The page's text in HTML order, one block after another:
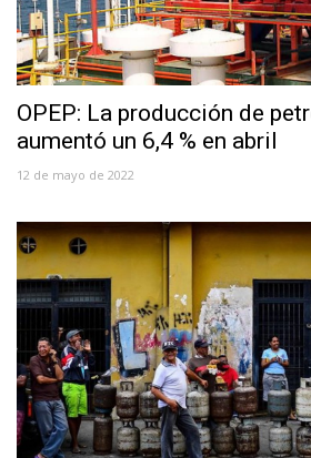
OPEP: La producción de
aumentó un 6,4 % en abril
12 de mayo de 2022